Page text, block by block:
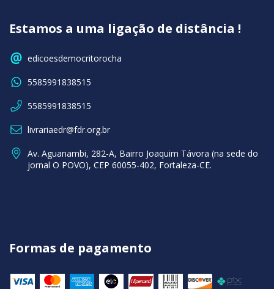
Estamos a uma ligação de distância !
edicoesdemocritorocha
5585991838515
5585991838515
livrariaedr@fdr.org.br
Av. Aguanambi, 282-A, Bairro Joaquim Távora (na sede do
jornal O POVO), CEP 60055-402, Fortaleza-CE.
Formas de pagamento